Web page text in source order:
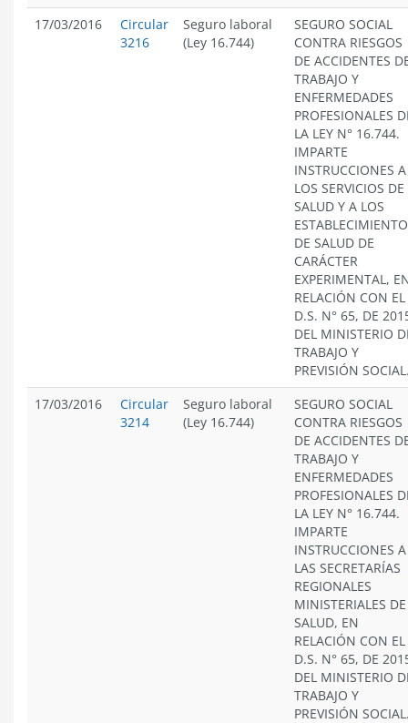
17/03/2016
Circular
3216
Seguro laboral
(Ley 16.744)
SEGURO SOCIAL
CONTRA RIESGOS
DE ACCIDENTES
TRABAJO Y
ENFERMEDADES
PROFESIONALES
LA LEY N° 16.744.
IMPARTE
INSTRUCCIONES A
LOS SERVICIOS DE
SALUD Y A LOS
DE SALUD DE
CARÁCTER
EXPERIMENTAL,
RELACIÓN CON EL
D.S. N° 65, DE
DEL MINISTERIO
TRABAJO Y
PREVISIÓN
17/03/2016
Circular
3214
Seguro laboral
(Ley 16.744)
SEGURO SOCIAL
CONTRA RIESGOS
DE ACCIDENTES
TRABAJO Y
ENFERMEDADES
PROFESIONALES
LA LEY N° 16.744.
IMPARTE
INSTRUCCIONES A
LAS SECRETARÍAS
REGIONALES
MINISTERIALES DE
SALUD, EN
RELACIÓN CON EL
D.S. N° 65, DE
DEL MINISTERIO
TRABAJO Y
PREVISIÓN